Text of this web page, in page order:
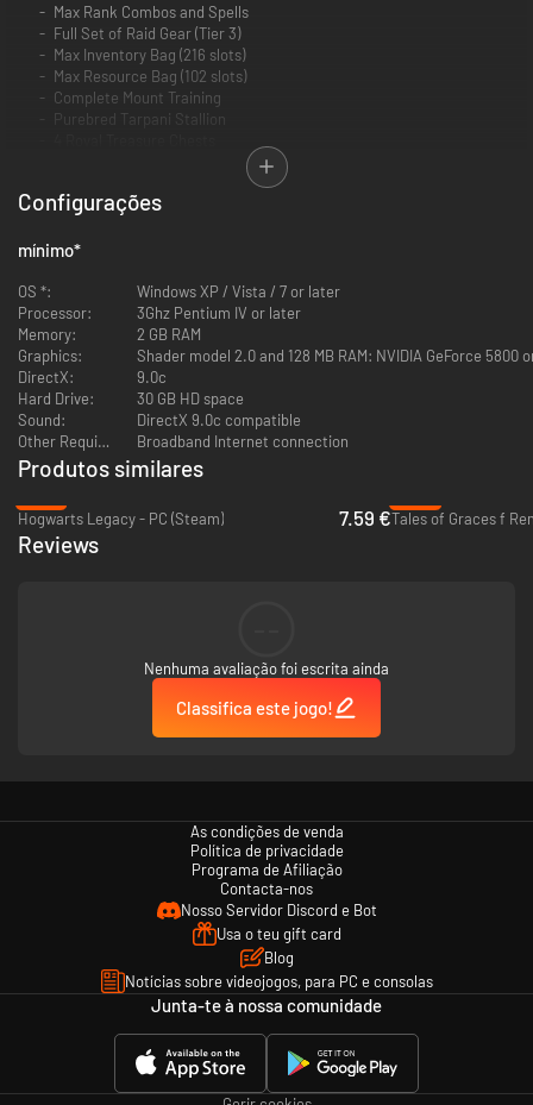
Max Rank Combos and Spells
Full Set of Raid Gear (Tier 3)
Max Inventory Bag (216 slots)
Max Resource Bag (102 slots)
Complete Mount Training
Purebred Tarpani Stallion
20 Teleport Coins
*Membership offers and loyalty rewards cannot be claimed on Saga
Servers.
Configurações
mínimo*
OS *:
Windows XP / Vista / 7 or later
Processor:
3Ghz Pentium IV or later
Memory:
2 GB RAM
Graphics:
Shader model 2.0 and 128 MB RAM: NVIDIA GeForce 5800
DirectX:
9.0c
Hard Drive:
30 GB HD space
Sound:
DirectX 9.0c compatible
Other Requirements:Broadband Internet connection
Produtos similares
Hogwarts Legacy - PC (Steam)
7.59 €Tales of Graces f
Reviews
Nenhuma avaliação foi escrita ainda
Classifica este jogo!
As condições de venda
Política de privacidade
Programa de Afiliação
Contacta-nos
Nosso Servidor Discord e Bot
Usa o teu gift card
Blog
Notícias sobre videojogos, para PC e consolas
Junta-te à nossa comunidade